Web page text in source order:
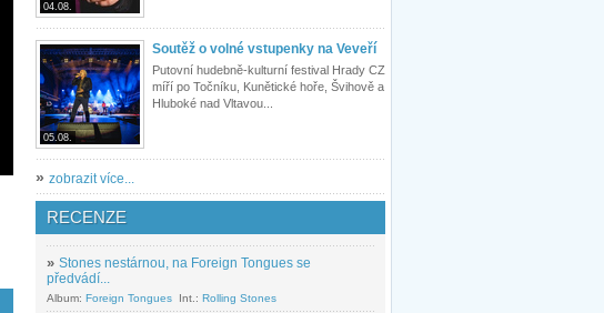
04.08.
05.08.
Soutěž o volné vstupenky na Veveří
Putovní hudebně-kulturní festival Hrady CZ
míří po Točníku, Kunětické hoře, Švihově a
Hluboké nad Vltavou...
» zobrazit více...
RECENZE
» Stones nestárnou, na Foreign Tongues se
předvádí...
Album: Foreign Tongues Int.: Rolling Stones